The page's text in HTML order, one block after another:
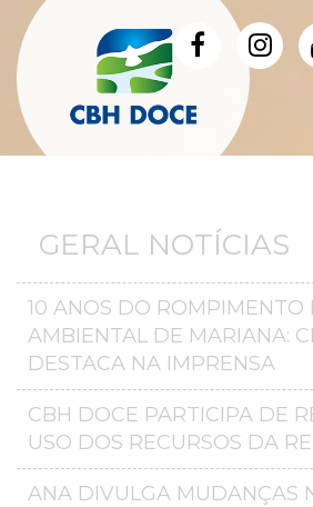
GERAL NOTÍCIAS
10 ANOS DO ROMPIMENTO
AMBIENTAL DE MARIANA:
DESTACA NA IMPRENSA
CBH DOCE PARTICIPA DE
USO DOS RECURSOS DA
ANA DIVULGA MUDANÇAS